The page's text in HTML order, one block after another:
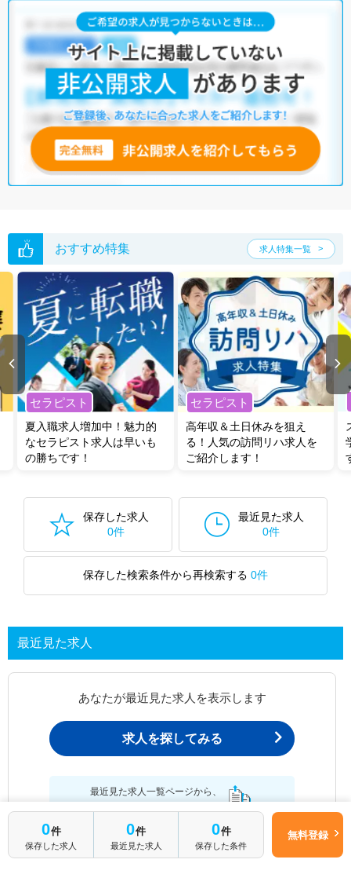
おすすめ特集 求人特集一覧
セラピスト
夏入職求人増加中！魅力的
なセラピスト求人は早いも
の勝ちです！
セラピスト
高年収＆土日休みを狙え
る！人気の訪問リハ求人を
ご紹介します！
保存した求人
0件
最近見た求人
0件
保存した検索条件から再検索する 0件
最近見た求人
あなたが最近見た求人を表示します
求人を探してみる
最近見た求人一覧ページから、
0件
保存した求人
0件
最近見た求人
0件
保存した条件
無料登録